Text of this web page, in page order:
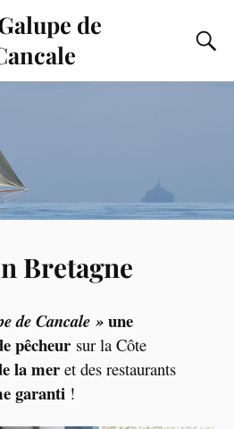
de
Bretagne
de Cancale » une
pêcheur sur la Côte
la mer et des restaurants
garanti !